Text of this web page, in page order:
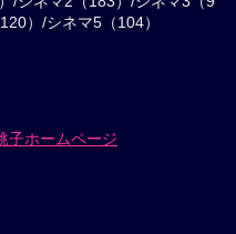
）/シネマ5（104）
子ホームページ